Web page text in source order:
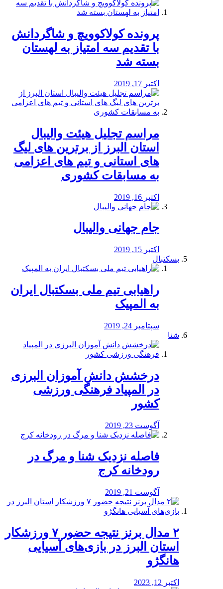
پرونده کولاکوویچ و شاگردانش
با تقدیم سه امتیاز به لهستان
بسته شد
اکتبر 17, 2019
مراسم تجلیل هیئت والیبال
استان البرز از برترین های لیگ
های استانی و تیم های اعزامی
به مسابقات کشوری
اکتبر 16, 2019
جام جهانی والیبال
اکتبر 15, 2019
بسکتبال
راهیابی تیم ملی بسکتبال ایران
به المپیک
سپتامبر 24, 2019
شنا
درخشش دانش آموزان البرزی
در المپیاد فرهنگی ورزشی
کشور
آگوست 23, 2019
️فاصله نزدیک شنا و مرگ در
رودخانه کرج
آگوست 21, 2019
۲ مدال برنز نتیجه حضور ۷ ورزشکار
استان البرز در بازی‌های آسیایی
هانگژو
اکتبر 12, 2023